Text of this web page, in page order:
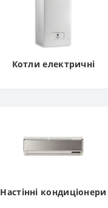
Котли електричні
Настінні кондиціонери